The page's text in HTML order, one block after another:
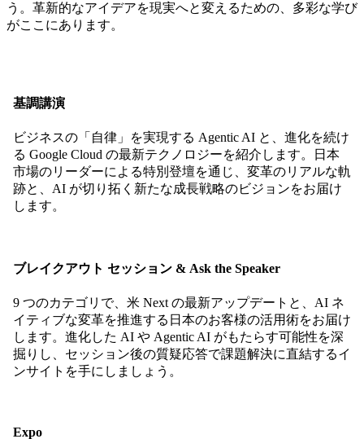
う。革新的なアイデアを現実へと変えるための、多彩な学び
がここにあります。
基調講演
ビジネスの「自律」を実現する Agentic AI と、進化を続け
る Google Cloud の最新テクノロジーを紹介します。日本
市場のリーダーによる特別登壇を通じ、変革のリアルな軌
跡と、AI が切り拓く新たな成長戦略のビジョンをお届け
します。
ブレイクアウト セッション & Ask the Speaker
9 つのカテゴリで、米 Next の最新アップデートと、AI ネ
イティブな変革を推進する日本のお客様の活用術をお届け
します。進化した AI や Agentic AI がもたらす可能性を深
掘りし、セッション後の質疑応答で課題解決に直結するイ
ンサイトを手にしましょう。
Expo